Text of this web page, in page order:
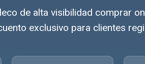
de alta visibilidad comprar
exclusivo para clientes